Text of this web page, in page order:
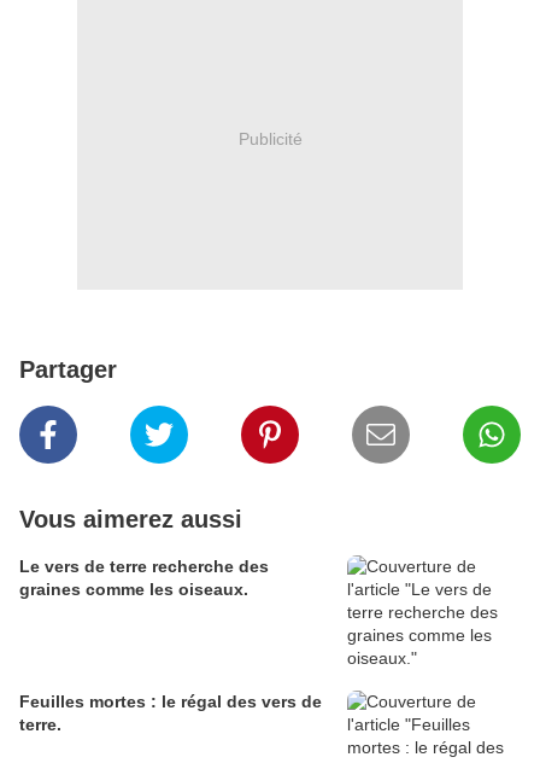
Publicité
Partager
Vous aimerez aussi
Le vers de terre recherche des
graines comme les oiseaux.
Feuilles mortes : le régal des vers de
terre.